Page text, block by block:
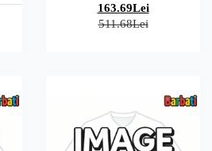
163.69Lei
511.68Lei